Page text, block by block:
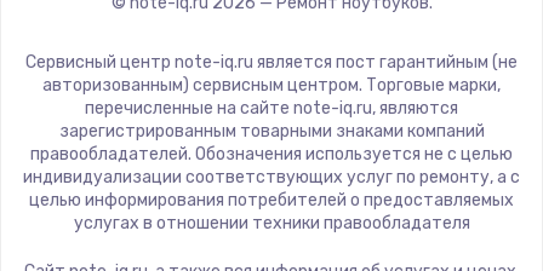
ZTE
Hiper
Evga
Google
Echips
Сервисный центр note-iq.ru является пост гарантийным (не
авторизованным) сервисным центром. Торговые марки,
перечисленные на сайте note-iq.ru, являются
зарегистрированным товарными знаками компаний
правообладателей. Обозначения используется не с целью
индивидуализации соответствующих услуг по ремонту, а с
целью информирования потребителей о предоставляемых
услугах в отношении техники правообладателя